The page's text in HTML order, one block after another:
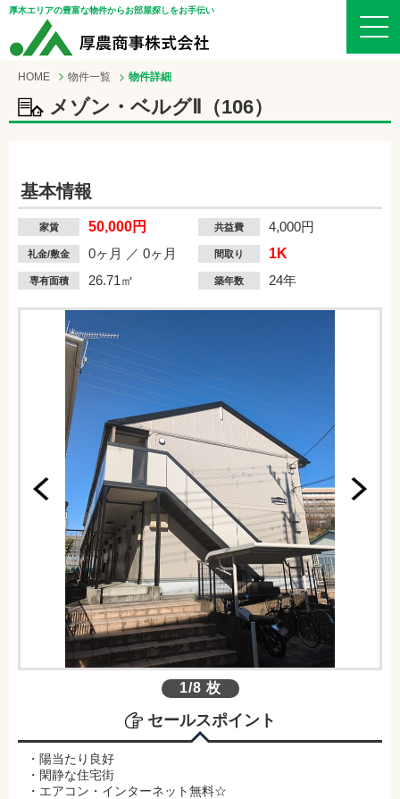
厚木エリアの豊富な物件からお部屋探しをお手伝い
HOME 物件一覧 物件詳細
メゾン・ベルグⅡ（106）
基本情報
家賃 50,000円 共益費 4,000円
礼金/敷金 0ヶ月 ／ 0ヶ月 間取り 1K
専有面積 26.71㎡ 築年数 24年
1/8 枚
セールスポイント
・陽当たり良好
・閑静な住宅街
・エアコン・インターネット無料☆